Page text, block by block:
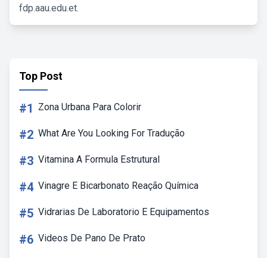
fdp.aau.edu.et.
Top Post
#1 Zona Urbana Para Colorir
#2 What Are You Looking For Tradução
#3 Vitamina A Formula Estrutural
#4 Vinagre E Bicarbonato Reação Química
#5 Vidrarias De Laboratorio E Equipamentos
#6 Videos De Pano De Prato